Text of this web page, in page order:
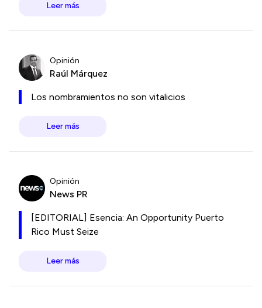
Leer más
Opinión
Raúl Márquez
Los nombramientos no son vitalicios
Leer más
Opinión
News PR
[EDITORIAL] Esencia: An Opportunity Puerto
Rico Must Seize
Leer más